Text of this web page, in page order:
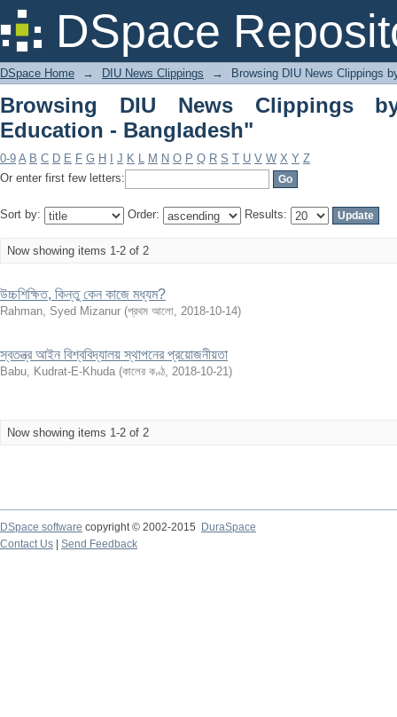
DSpace
Browsing DIU News Clippings by
DSpace Home → DIU News Clippings → Browsing DIU News Clippings
Browsing DIU News Clippings
Education - Bangladesh"
0-9 A B C D E F G H J K L M N O P Q R S T U V W X Y Z
Or enter first few letters:
Sort by: Order: Results:
Now showing items 1-2 of 2
উচ্চশিক্ষিত, কিন্তু কেন কাজে মধ্যম?
Rahman, Syed Mizanur (প্রথম আলো, 2018-10-14)
স্বতন্ত্র আইন বিশ্ববিদ্যালয় স্থাপনের প্রয়োজনীয়তা
Babu, Kudrat-E-Khuda (কালের কণ্ঠ, 2018-10-21)
Now showing items 1-2 of 2
DSpace software copyright © 2002-2015
DuraSpace
Contact Us
Send Feedback